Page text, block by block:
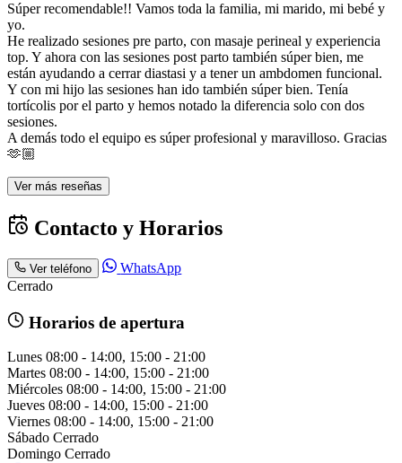
Súper recomendable!! Vamos toda la familia, mi marido, mi bebé y
yo.
He realizado sesiones pre parto, con masaje perineal y experiencia
top. Y ahora con las sesiones post parto también súper bien, me
están ayudando a cerrar diastasi y a tener un ambdomen funcional.
Y con mi hijo las sesiones han ido también súper bien. Tenía
tortícolis por el parto y hemos notado la diferencia solo con dos
sesiones.
A demás todo el equipo es súper profesional y maravilloso. Gracias
🫶🏼
Ver más reseñas
Contacto y Horarios
Ver teléfono
WhatsApp
Cerrado
Horarios de apertura
Lunes 08:00 - 14:00, 15:00 - 21:00
Martes 08:00 - 14:00, 15:00 - 21:00
Miércoles 08:00 - 14:00, 15:00 - 21:00
Jueves 08:00 - 14:00, 15:00 - 21:00
Viernes 08:00 - 14:00, 15:00 - 21:00
Sábado Cerrado
Domingo Cerrado